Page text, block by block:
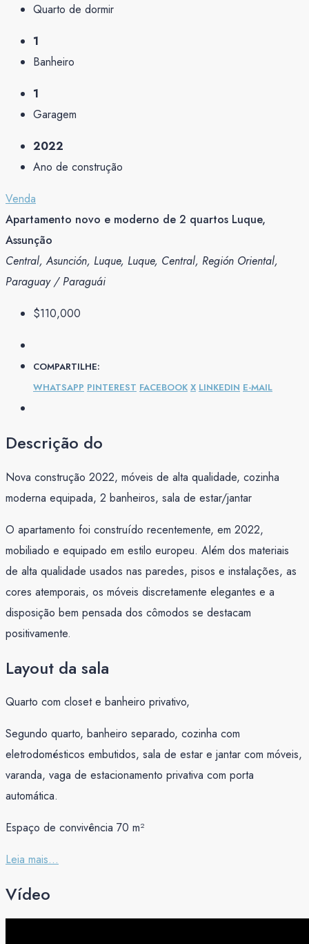
Quarto de dormir
1
Banheiro
1
Garagem
2022
Ano de construção
Venda
Apartamento novo e moderno de 2 quartos Luque,
Assunção
Central, Asunción, Luque, Luque, Central, Región Oriental,
Paraguay / Paraguái
$110,000
COMPARTILHE:
WHATSAPP PINTEREST FACEBOOK X LINKEDIN E-MAIL
Descrição do
Nova construção 2022, móveis de alta qualidade, cozinha
moderna equipada, 2 banheiros, sala de estar/jantar
O apartamento foi construído recentemente, em 2022,
mobiliado e equipado em estilo europeu. Além dos materiais
de alta qualidade usados nas paredes, pisos e instalações, as
cores atemporais, os móveis discretamente elegantes e a
disposição bem pensada dos cômodos se destacam
positivamente.
Layout da sala
Quarto com closet e banheiro privativo,
Segundo quarto, banheiro separado, cozinha com
eletrodomésticos embutidos, sala de estar e jantar com móveis,
varanda, vaga de estacionamento privativa com porta
automática.
Espaço de convivência 70 m²
Leia mais...
Vídeo